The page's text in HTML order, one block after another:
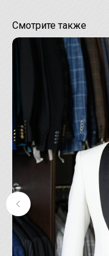
Смотрите также